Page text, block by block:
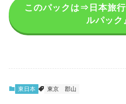
このパックは⇒日本旅
ルパック
東日本 東京 郡山